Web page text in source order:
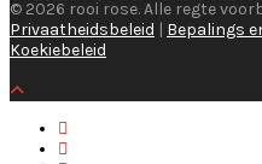
© 2026 rooi rose. Alle regte
Privaatheidsbeleid | Bepalings
Koekiebeleid